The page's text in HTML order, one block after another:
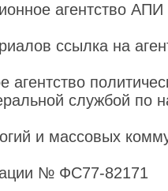
агентство
ссылка на
агентство
службой по
и массовых
№ ФС77-82171